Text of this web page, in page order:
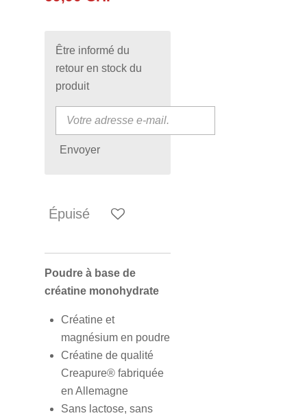
Être informé du
retour en stock du
produit
Envoyer
Épuisé
Poudre à base de
créatine monohydrate
Créatine et
magnésium en poudre
Créatine de qualité
Creapure® fabriquée
en Allemagne
Sans lactose, sans